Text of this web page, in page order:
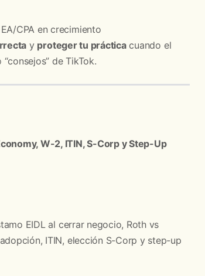
CPA en crecimiento
y proteger tu prácticacuando el
de TikTok.
W-2, ITIN, S-Corp y Step-Up
EIDL al cerrar negocio, Roth vs
ITIN, elección S-Corp y step-up